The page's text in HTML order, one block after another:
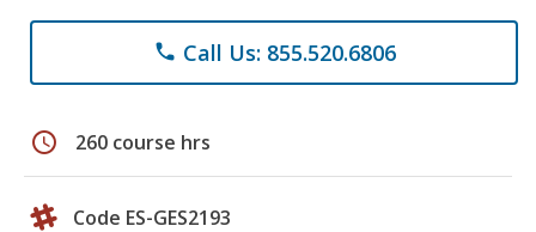
phone Call Us: 855.520.6806
schedule 260 course hrs
Code ES-GES2193